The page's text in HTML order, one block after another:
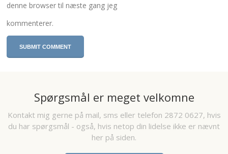
denne browser til næste gang jeg
kommenterer.
Spørgsmål er meget velkomne
Kontakt mig gerne på mail, sms eller telefon 2872 0627, hvis
du har spørgsmål - også, hvis netop din lidelse ikke er nævnt
her på siden.